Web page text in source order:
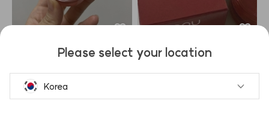
재구매템입니다!! 아무래도 재재재
원래 색이 좀 있는 편이라 다른 립
을 그냥 올리면 절대 원하는 발색이
포슬밤 재구매해서 사용해봤는데
Please select your location
Korea